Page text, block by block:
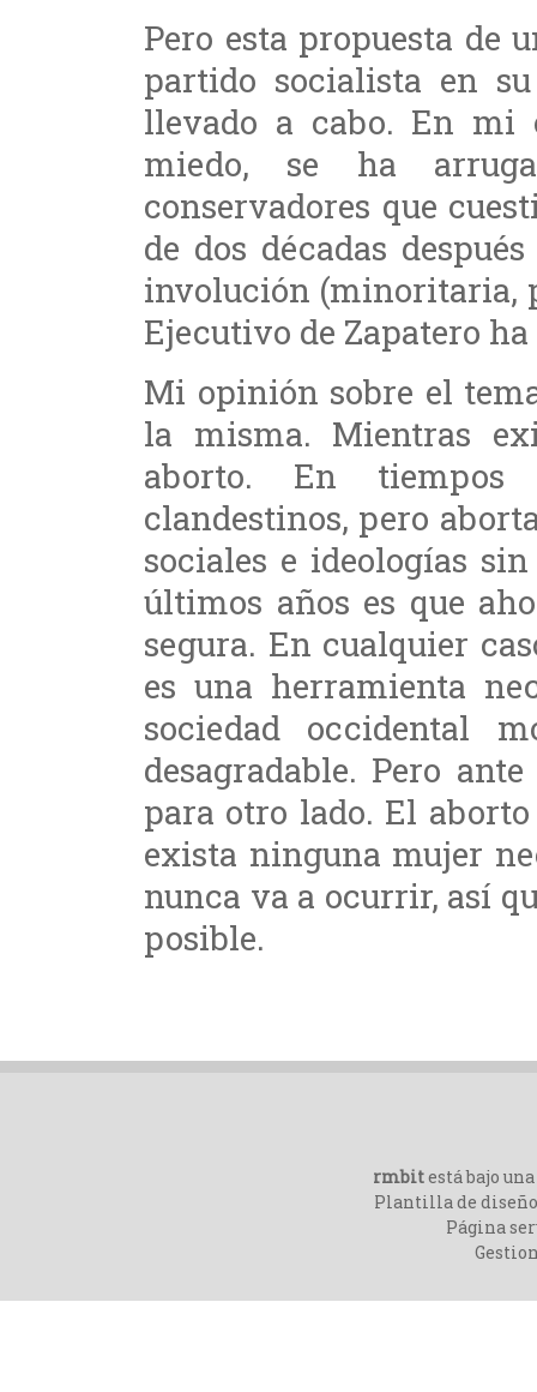
Pero esta propuesta de
partido socialista en
llevado a cabo. En mi
miedo, se ha
conservadores que
de dos décadas
involución (minoritaria,
Ejecutivo de Zapatero
Mi opinión sobre el
la misma. Mientras
aborto. En tiempos
clandestinos, pero
sociales e ideologías
últimos años es que
segura. En cualquier
es una herramienta
sociedad occidental
desagradable. Pero
para otro lado. El
exista ninguna mujer
nunca va a ocurrir, así
posible.
rmbitestá bajo una
Plantilla de
Página